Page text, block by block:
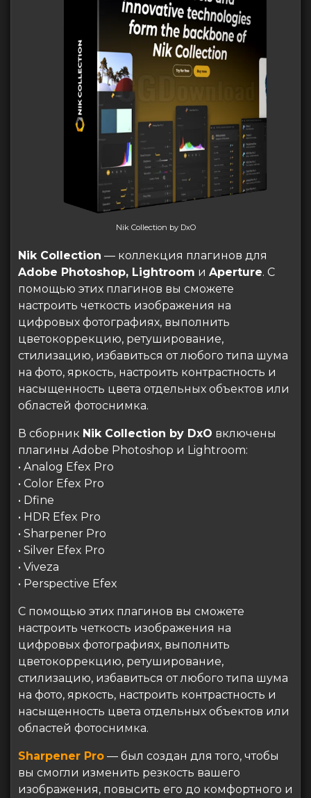
Nik Collection by DxO
Nik Collection — коллекция плагинов для
Adobe Photoshop, Lightroom и Aperture. С
помощью этих плагинов вы сможете
настроить четкость изображения на
цифровых фотографиях, выполнить
цветокоррекцию, ретуширование,
стилизацию, избавиться от любого типа шума
на фото, яркость, настроить контрастность и
насыщенность цвета отдельных объектов или
областей фотоснимка.
В сборник Nik Collection by DxO включены
плагины Adobe Photoshop и Lightroom:
• Analog Efex Pro
• Color Efex Pro
• Dfine
• HDR Efex Pro
• Sharpener Pro
• Silver Efex Pro
• Viveza
• Perspective Efex
С помощью этих плагинов вы сможете
настроить четкость изображения на
цифровых фотографиях, выполнить
цветокоррекцию, ретуширование,
стилизацию, избавиться от любого типа шума
на фото, яркость, настроить контрастность и
насыщенность цвета отдельных объектов или
областей фотоснимка.
Sharpener Pro — был создан для того, чтобы
вы смогли изменить резкость вашего
изображения, повысить его до комфортного и